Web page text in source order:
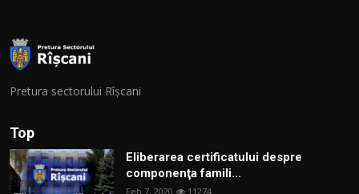
Pretura sectorului Rîșcani
Top
Eliberarea certificatului despre
componenţa famili...
Feb 7, 2020 11274